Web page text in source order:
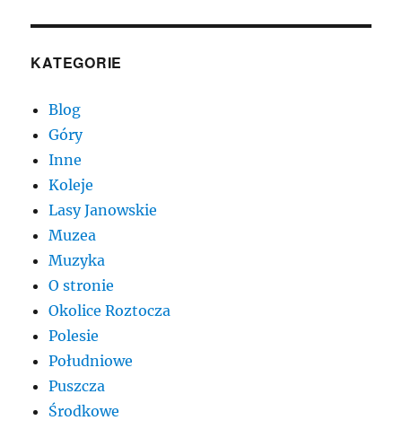
KATEGORIE
Blog
Góry
Inne
Koleje
Lasy Janowskie
Muzea
Muzyka
O stronie
Okolice Roztocza
Polesie
Południowe
Puszcza
Środkowe